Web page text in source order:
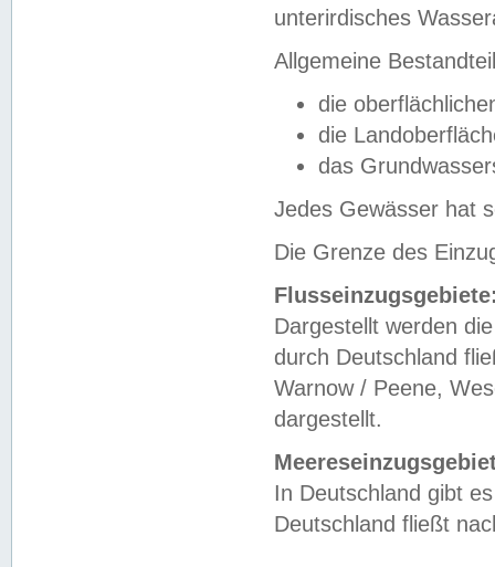
unterirdisches
Allgemeine
die
die
das
Jedes Gewässer hat
Die Grenze des
Dargestellt werden
durch Deutschland
Warnow / Peene,
dargestellt.
In Deutschland gibt
Deutschland fließt